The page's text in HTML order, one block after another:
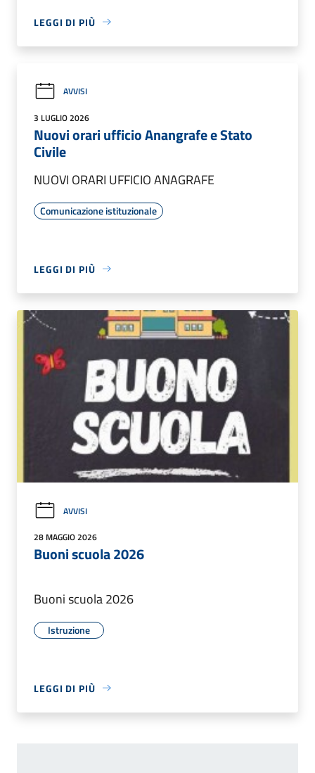
LEGGI DI PIÙ
AVVISI
3 LUGLIO 2026
Nuovi orari ufficio Anangrafe e Stato
Civile
NUOVI ORARI UFFICIO ANAGRAFE
Comunicazione istituzionale
LEGGI DI PIÙ
AVVISI
28 MAGGIO 2026
Buoni scuola 2026
Buoni scuola 2026
Istruzione
LEGGI DI PIÙ